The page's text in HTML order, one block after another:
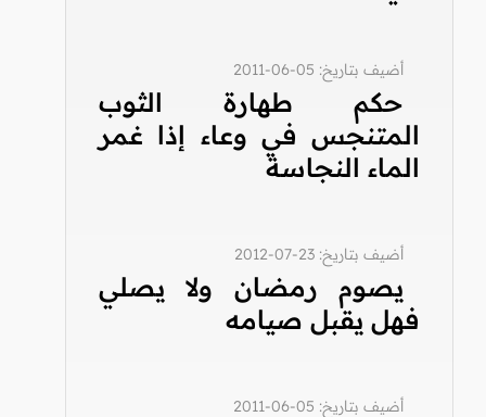
أضيف بتاريخ: 05-06-2011
حكم طهارة الثوب
المتنجس في وعاء إذا غمر
الماء النجاسة
أضيف بتاريخ: 23-07-2012
يصوم رمضان ولا يصلي
فهل يقبل صيامه
أضيف بتاريخ: 05-06-2011